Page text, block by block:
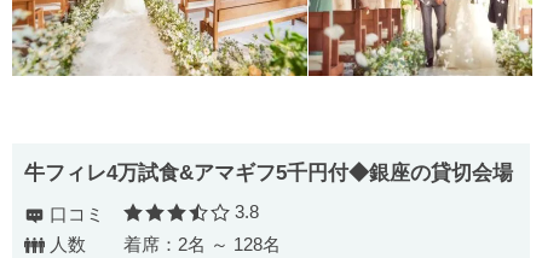
牛フィレ4万試食&アマギフ5千円付◆銀座の貸切会場
口コミ 口コミ評価
3.8
人数
着席：2名 ～ 128名